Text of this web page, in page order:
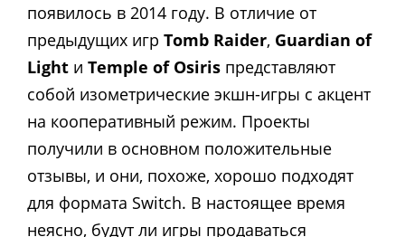
появилось в 2014 году. В отличие от
предыдущих игр Tomb Raider, Guardian of
Light и Temple of Osiris представляют
собой изометрические экшн-игры с акцент
на кооперативный режим. Проекты
получили в основном положительные
отзывы, и они, похоже, хорошо подходят
для формата Switch. В настоящее время
неясно, будут ли игры продаваться